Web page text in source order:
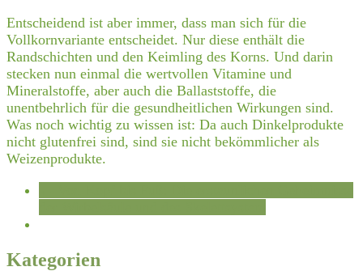
Entscheidend ist aber immer, dass man sich für die
Vollkornvariante entscheidet. Nur diese enthält die
Randschichten und den Keimling des Korns. Und darin
stecken nun einmal die wertvollen Vitamine und
Mineralstoffe, aber auch die Ballaststoffe, die
unentbehrlich für die gesundheitlichen Wirkungen sind.
Was noch wichtig zu wissen ist: Da auch Dinkelprodukte
nicht glutenfrei sind, sind sie nicht bekömmlicher als
Weizenprodukte.
Kategorien